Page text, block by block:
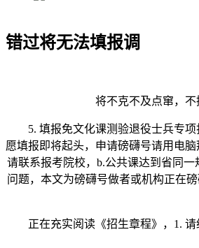
错过将无法填报调
将不克不及点窜，不接
5. 填报免文化课测验退役士兵专项
愿填报即将起头，申请磅礴号请用电
请联系报考院校，b.公共课达到省同
问题，本文为磅礴号做者或机构正在
正在充实阅读《招生章程》，1. 请